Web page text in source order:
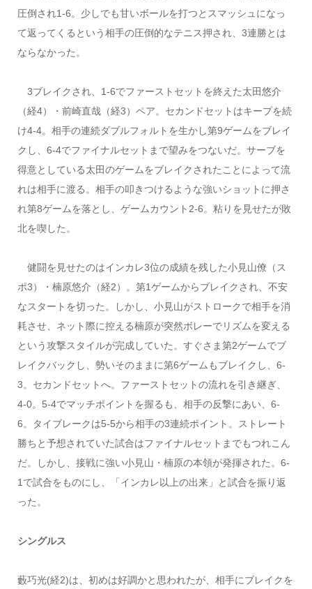
圧倒され1-6。少しでも甘いボールを打つとスマッシュになっ
て返ってくるという相手の圧倒的なテニス押され、3連勝とは
ならなかった。
3ブレイクされ、1-6でファーストセットを終えた太田悠介
（経4）・前崎直哉（経3）ペア。セカンドセットはキープを続
け4-4。相手の連続ダブルフォルトを生かし第9ゲームをブレイ
クし、6-4でファイナルセットまで望みをつないだ。サーブを
得意としている太田のゲームをブレイクされたことによって流
れは相手に渡る。相手の叩きつけるような強いショットに押さ
れ第8ゲームを落とし、ゲームカウント2-6。粘りを見せたが敗
北を喫した。
健闘を見せたのはインカレ3位の成績を残した小見山僚（ス
ポ3）・楠原悠介（経2）。第1ゲームからブレイクされ、不安
なスタートを切った。しかし、小見山がストロークで相手を消
耗させ、ネット際に控える楠原が突然ボレーでリズムを変える
という攻撃スタイルが完成していた。すぐさま第2ゲームでブ
レイクバックし、勢いそのままに第6ゲームもブレイクし、6-
3。セカンドセットへ。ファーストセットの流れを引き継ぎ、
4-0。5-4でマッチポイントを握るも、相手の反撃にあい、6-
6。タイブレークは5-5から相手の3連続ポイント。ストレート
勝ちと予想されていた試合はファイナルセットまでもつれこん
だ。しかし、接戦に強い小見山・楠原の本領が発揮された。6-
1で試合をものにし、「インカレ以上の出来」と試合を振り返
った。
シングルス
藪巧光(経2)は、初めは好調かと思われたが、相手にブレイクを